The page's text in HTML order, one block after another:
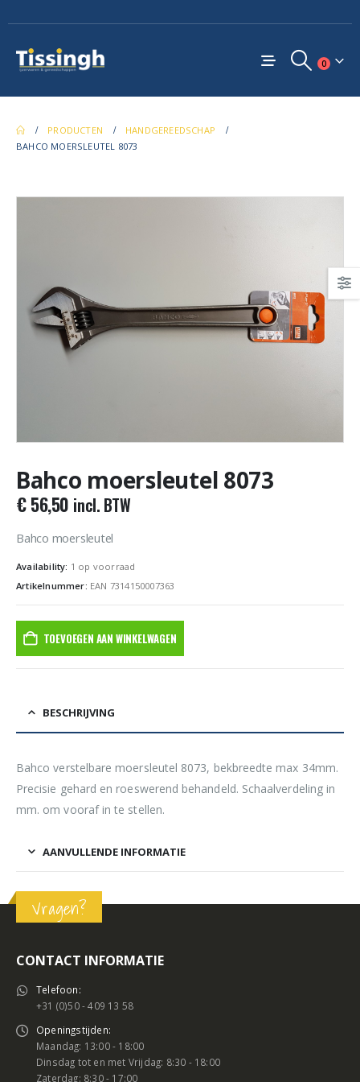
0
PRODUCTEN
HANDGEREEDSCHAP
BAHCO MOERSLEUTEL 8073
Bahco moersleutel 8073
€56,50 incl. BTW
Bahco moersleutel
Availability: 1 op voorraad
Artikelnummer: EAN 7314150007363
TOEVOEGEN AAN WINKELWAGEN
BESCHRIJVING
Bahco verstelbare moersleutel 8073, bekbreedte max 34mm.
Precisie gehard en roeswerend behandeld. Schaalverdeling in
mm. om vooraf in te stellen.
AANVULLENDE INFORMATIE
Vragen?
CONTACT INFORMATIE
Telefoon:
+31 (0)50 - 409 13 58
Openingstijden:
Maandag: 13:00 - 18:00
Dinsdag tot en met Vrijdag: 8:30 - 18:00
Zaterdag: 8:30 - 17:00